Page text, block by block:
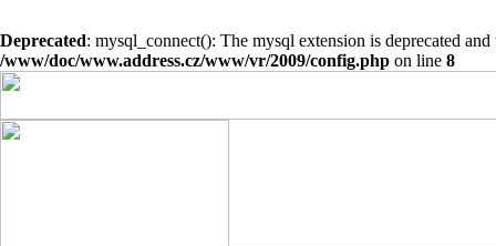
Deprecated: mysql_connect(): The mysql extension is deprecated
/www/doc/www.address.cz/www/vr/2009/config.php on line 8